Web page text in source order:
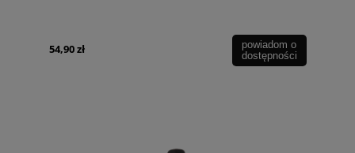
54,90 zł
powiadom o
dostępności